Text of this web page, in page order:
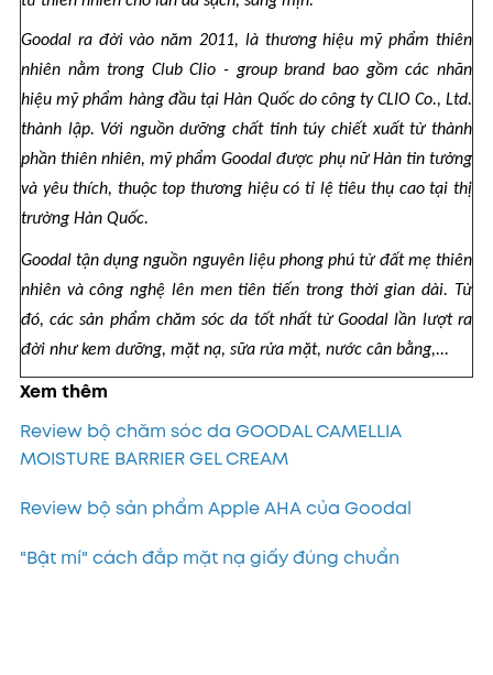
Goodal ra đời vào năm 2011, là thương hiệu mỹ phẩm thiên
nhiên nằm trong Club Clio - group brand bao gồm các nhãn
hiệu mỹ phẩm hàng đầu tại Hàn Quốc do công ty CLIO Co., Ltd.
thành lập. Với nguồn dưỡng chất tinh túy chiết xuất từ thành
phần thiên nhiên, mỹ phẩm Goodal được phụ nữ Hàn tin tưởng
và yêu thích, thuộc top thương hiệu có tỉ lệ tiêu thụ cao tại thị
trường Hàn Quốc.
Goodal tận dụng nguồn nguyên liệu phong phú từ đất mẹ thiên
nhiên và công nghệ lên men tiên tiến trong thời gian dài. Từ
đó, các sản phẩm chăm sóc da tốt nhất từ Goodal lần lượt ra
đời như kem dưỡng, mặt nạ, sữa rửa mặt, nước cân bằng,...
Xem thêm
Review bộ chăm sóc da GOODAL CAMELLIA
MOISTURE BARRIER GEL CREAM
Review bộ sản phẩm Apple AHA của Goodal
"Bật mí" cách đắp mặt nạ giấy đúng chuẩn